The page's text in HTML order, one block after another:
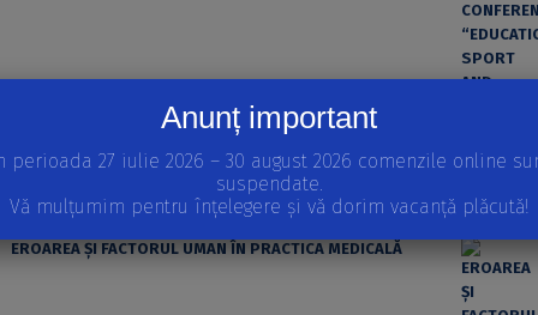
EROAREA ȘI FACTORUL UMAN ÎN PRACTICA MEDICALĂ
Anunț important
perioada 27 iulie 2026 – 30 august 2026 comenzile online
suspendate.
Vă mulțumim pentru înțelegere și vă dorim vacanță plăcută!